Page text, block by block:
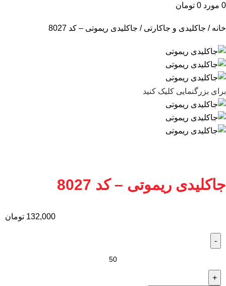
0 مورد 0 تومان
خانه جاکلیدی و جاکارتی جاکلیدی ریموتی – کد 8027
برای بزرگنمایی کلیک کنید
جاکلیدی ریموتی – کد 8027
132,000 تومان